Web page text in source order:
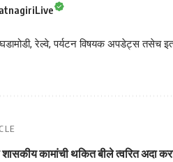
रेल्वे, पर्यटन विषयक अपडेट्स तसेच
कामांची थकित बीले त्वरित अदा